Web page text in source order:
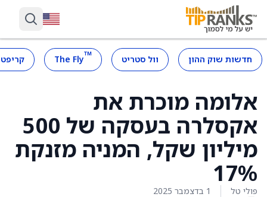
חדשות שוק ההון וול סטריט ™
The Fly
אלומה מוכרת את
אקסלרה בעסקה של 500
מיליון שקל, המניה מזנקת
17%
פולי טל 1 בדצמבר 2025